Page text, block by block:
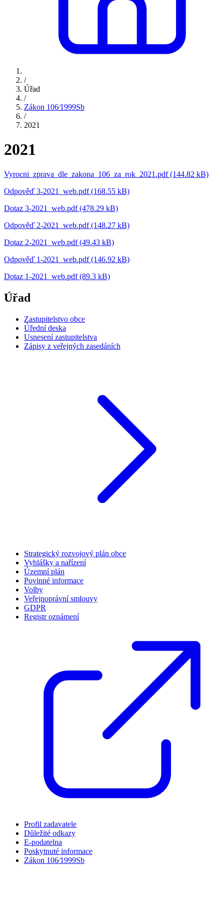
/
Úřad
/
Zákon 106⁄1999Sb
/
2021
2021
Vyrocni_zprava_dle_zakona_106_za_rok_2021.pdf (144.82 kB)
Odpověď 3-2021_web.pdf (168.55 kB)
Dotaz 3-2021_web.pdf (478.29 kB)
Odpověď 2-2021_web.pdf (148.27 kB)
Dotaz 2-2021_web.pdf (49.43 kB)
Odpověď 1-2021_web.pdf (146.92 kB)
Dotaz 1-2021_web.pdf (89.3 kB)
Úřad
Zastupitelstvo obce
Úřední deska
Usnesení zastupitelstva
Zápisy z veřejných zasedáních
Strategický rozvojový plán obce
Vyhlášky a nařízení
Územní plán
Povinné informace
Volby
Veřejnoprávní smlouvy
GDPR
Registr oznámení
Profil zadavatele
Důležité odkazy
E-podatelna
Poskytnuté informace
Zákon 106⁄1999Sb